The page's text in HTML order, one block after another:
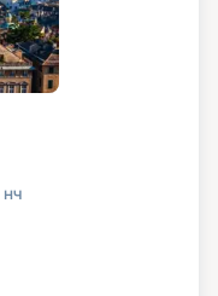
нч